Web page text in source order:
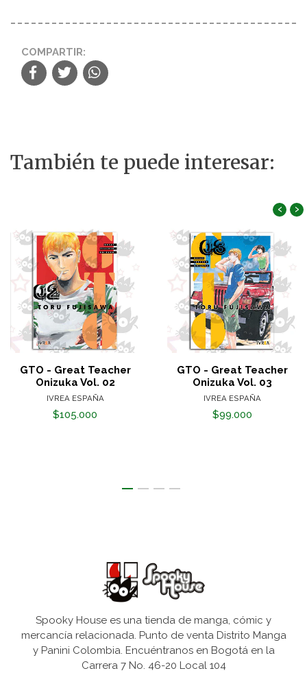
COMPARTIR:
También te puede interesar:
GTO - Great Teacher
Onizuka Vol. 02
IVREA ESPAÑA
$105.000
GTO - Great Teacher
Onizuka Vol. 03
IVREA ESPAÑA
$99.000
‹ ›
Spooky House es una tienda de manga, cómic y
mercancía relacionada. Punto de venta Distrito Manga
y Panini Colombia. Encuéntranos en Bogotá en la
Carrera 7 No. 46-20 Local 104